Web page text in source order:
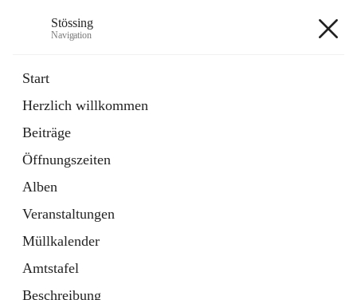
Stössing
Navigation
Start
Herzlich willkommen
Beiträge
Öffnungszeiten
Alben
Veranstaltungen
Müllkalender
Amtstafel
Beschreibung
Datei
in
Tab
Kindergarten
öffnet
in
neuem
Tab